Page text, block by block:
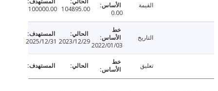
104895.00
100000.00
2022/01/03
2023/12/29
2025/12/31